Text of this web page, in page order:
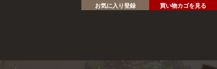
お気に入り登録 買い物カゴを見る